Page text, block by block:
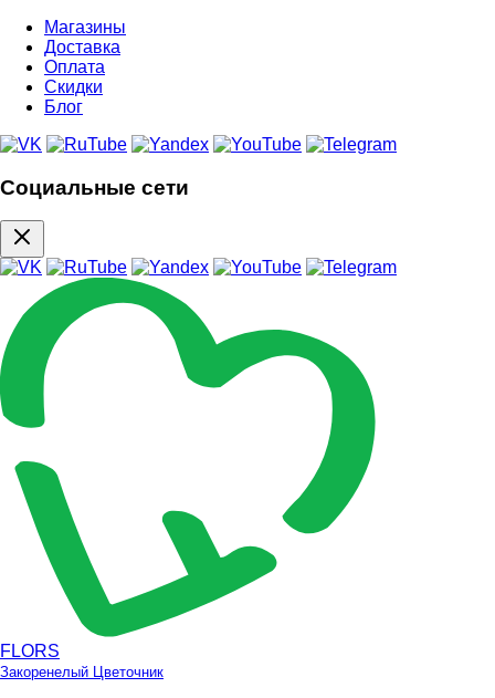
Магазины
Доставка
Оплата
Скидки
Блог
Социальные сети
FLORS
Закоренелый Цветочник